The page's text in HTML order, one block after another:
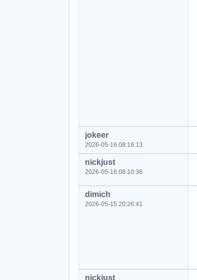
jokeer
2026-05-16 08:16:13
nickjust
2026-05-16 08:10:36
dimich
2026-05-15 20:26:41
nickjust